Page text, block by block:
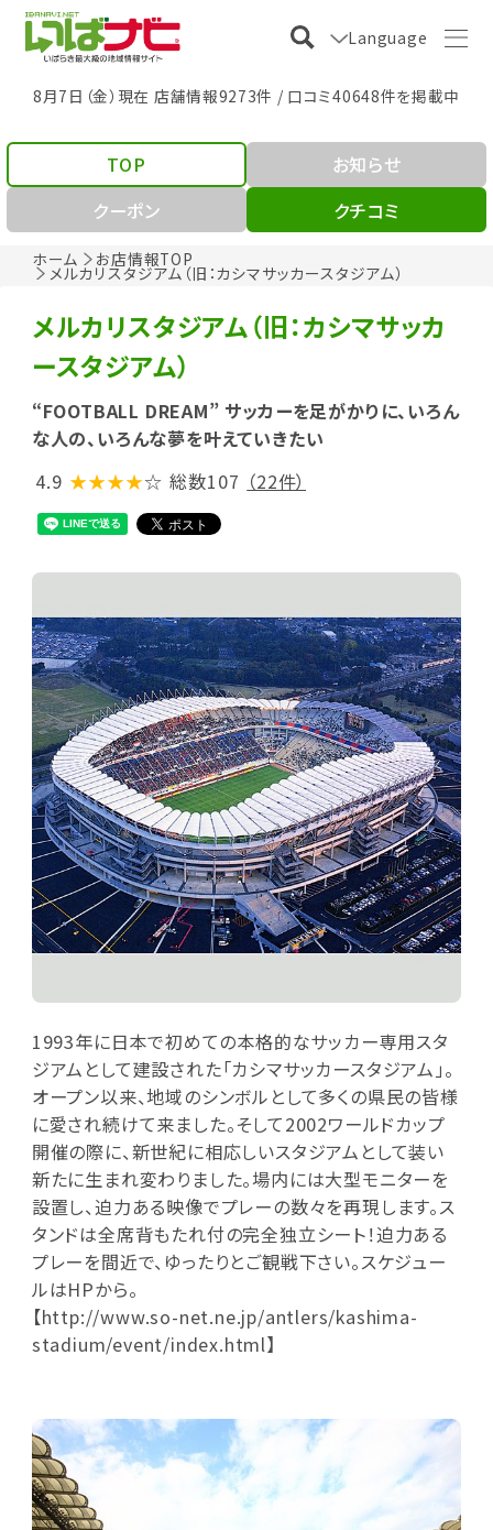
Language
8月7日（金）現在 店舗情報9273件 / 口コミ40648件を掲載中
ホーム お店情報TOP
メルカリスタジアム（旧：カシマサッカースタジアム）
TOP
お知らせ
クーポン
クチコミ
メルカリスタジアム（旧：カシマサッカ
ースタジアム）
“FOOTBALL DREAM” サッカーを足がかりに、いろん
な人の、いろんな夢を叶えていきたい
4.9 ★★★★☆ 総数107 （22件）
1993年に日本で初めての本格的なサッカー専用スタ
ジアムとして建設された「カシマサッカースタジアム」。
オープン以来、地域のシンボルとして多くの県民の皆様
に愛され続けて来ました。そして2002ワールドカップ
開催の際に、新世紀に相応しいスタジアムとして装い
新たに生まれ変わりました。場内には大型モニターを
設置し、迫力ある映像でプレーの数々を再現します。ス
タンドは全席背もたれ付の完全独立シート！迫力ある
プレーを間近で、ゆったりとご観戦下さい。スケジュー
ルはHPから。
【http://www.so-net.ne.jp/antlers/kashima-
stadium/event/index.html】